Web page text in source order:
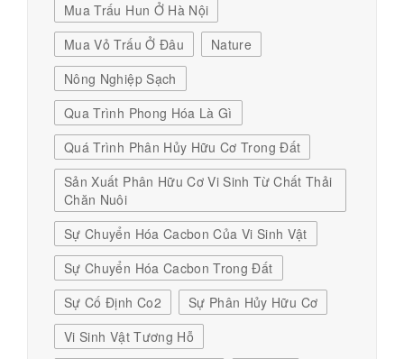
Mua Trấu Hun Ở Hà Nội
Mua Vỏ Trấu Ở Đâu
Nature
Nông Nghiệp Sạch
Qua Trình Phong Hóa Là Gì
Quá Trình Phân Hủy Hữu Cơ Trong Đất
Sản Xuất Phân Hữu Cơ Vi Sinh Từ Chất Thải
Chăn Nuôi
Sự Chuyển Hóa Cacbon Của Vi Sinh Vật
Sự Chuyển Hóa Cacbon Trong Đất
Sự Cố Định Co2
Sự Phân Hủy Hữu Cơ
Vi Sinh Vật Tương Hỗ